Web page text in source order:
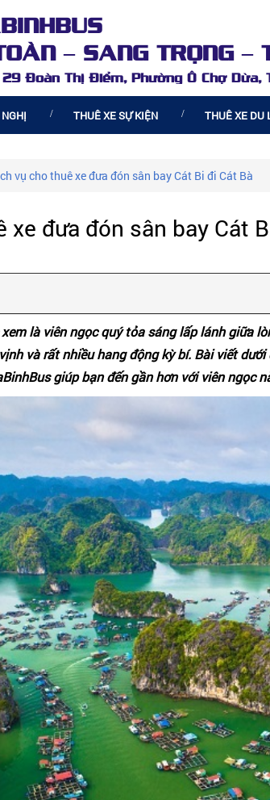
– SANG TRỌNG –
Đoàn Thị Điểm, Phường Ô Chợ Dừa,
THUÊ XE SỰ KIỆN THUÊ XE DU
vụ cho thuê xe đưa đón sân bay Cát Bi đi Cát Bà
xe đưa đón sân bay Cát
là viên ngọc quý tỏa sáng lấp lánh giữa
và rất nhiều hang động kỳ bí. Bài viết
giúp bạn đến gần hơn với viên ngọc